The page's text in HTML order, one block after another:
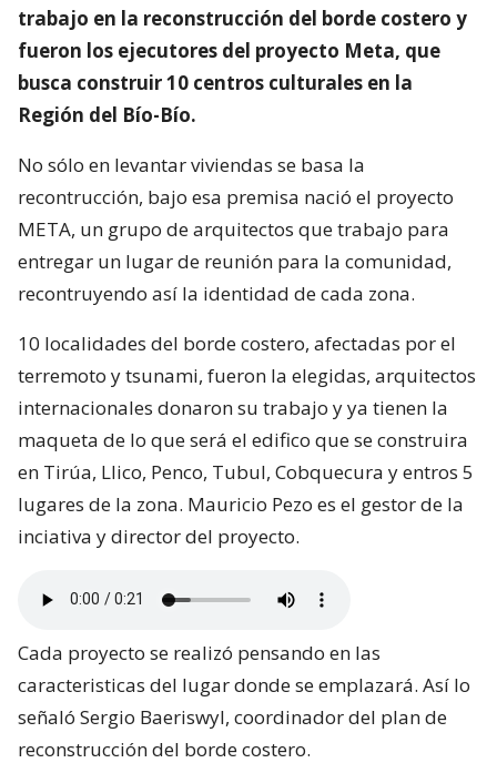
trabajo en la reconstrucción del borde costero y
fueron los ejecutores del proyecto Meta, que
busca construir 10 centros culturales en la
Región del Bío-Bío.
No sólo en levantar viviendas se basa la
recontrucción, bajo esa premisa nació el proyecto
META, un grupo de arquitectos que trabajo para
entregar un lugar de reunión para la comunidad,
recontruyendo así la identidad de cada zona.
10 localidades del borde costero, afectadas por el
terremoto y tsunami, fueron la elegidas, arquitectos
internacionales donaron su trabajo y ya tienen la
maqueta de lo que será el edifico que se construira
en Tirúa, Llico, Penco, Tubul, Cobquecura y entros 5
lugares de la zona. Mauricio Pezo es el gestor de la
inciativa y director del proyecto.
Cada proyecto se realizó pensando en las
caracteristicas del lugar donde se emplazará. Así lo
señaló Sergio Baeriswyl, coordinador del plan de
reconstrucción del borde costero.